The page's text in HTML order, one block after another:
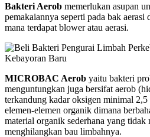
Bakteri Aerob memerlukan asupan
pemakaiannya seperti pada bak
mana terdapat blower atau aerasi.
MICROBAC Aerob yaitu bakteri
menguntungkan juga bersifat aerob
terkandung kadar oksigen minimal
elemen-elemen organik dimana
material organik sederhana yang
menghilangkan bau limbahnya.